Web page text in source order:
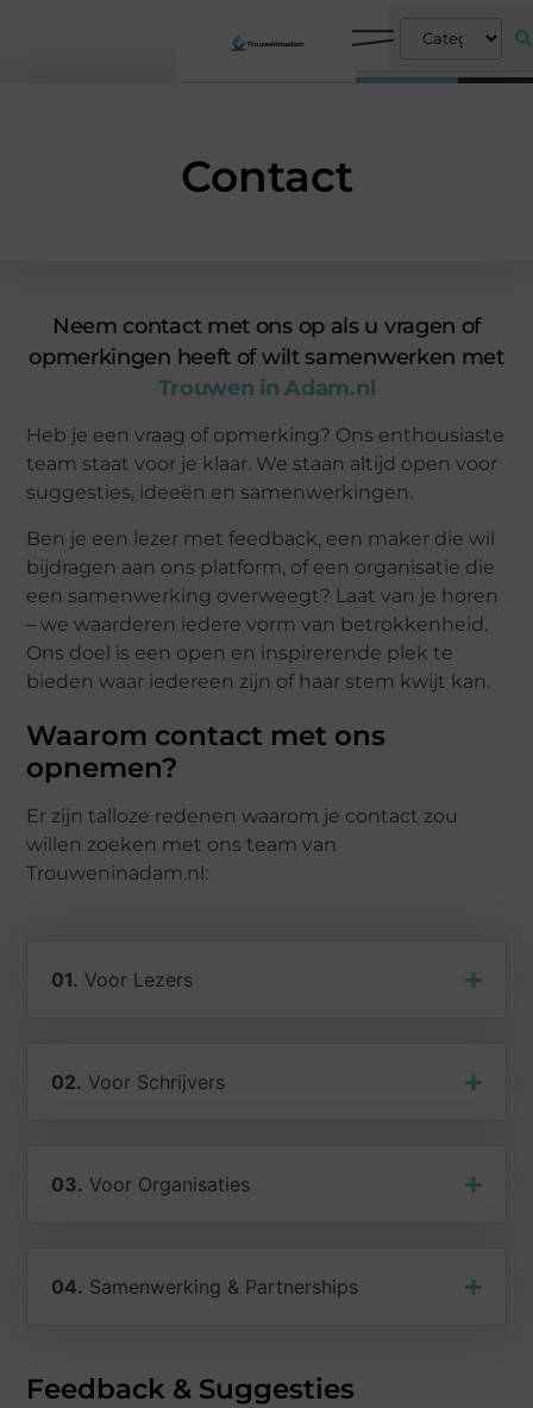
Contact
Neem contact met ons op als u vragen of
opmerkingen heeft of wilt samenwerken met
Trouwen in Adam.nl
Heb je een vraag of opmerking? Ons enthousiaste
team staat voor je klaar. We staan altijd open voor
suggesties, ideeën en samenwerkingen.
Ben je een lezer met feedback, een maker die wil
bijdragen aan ons platform, of een organisatie die
een samenwerking overweegt? Laat van je horen
– we waarderen iedere vorm van betrokkenheid.
Ons doel is een open en inspirerende plek te
bieden waar iedereen zijn of haar stem kwijt kan.
Waarom contact met ons
opnemen?
Er zijn talloze redenen waarom je contact zou
willen zoeken met ons team van
Trouweninadam.nl:
01. Voor Lezers
02. Voor Schrijvers
03. Voor Organisaties
04. Samenwerking & Partnerships
Feedback & Suggesties